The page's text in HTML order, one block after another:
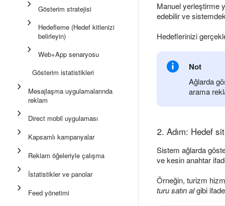
Gösterim stratejisi
Hedefleme (Hedef kitlenizi
belirleyin)
Web+App senaryosu
Gösterim istatistikleri
Mesajlaşma uygulamalarında
reklam
Direct mobil uygulaması
Kapsamlı kampanyalar
Reklam öğeleriyle çalışma
İstatistikler ve panolar
Feed yönetimi
Manuel yerleştirme
edebilir ve
Hedeflerinizi
Not
Ağlarda
arama
2. Adım: Hedef
Sistem ağlarda
ve kesin anahtar
Örneğin, turizm
turu satın algibi